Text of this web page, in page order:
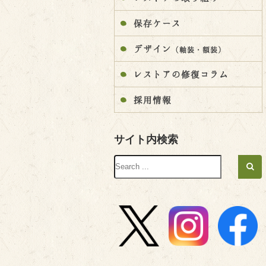
保存ケース
デザイン （軸装・額装）
レストアの修復コラム
採用情報
サイト内検索